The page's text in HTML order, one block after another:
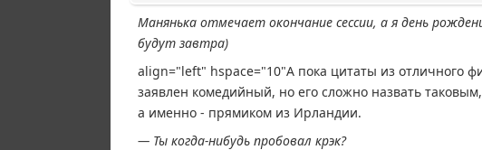
Манянька отмечает окончание сессии, а я день
будут завтра)
align="left" hspace="10"А пока цитаты из отличного
заявлен комедийный, но его сложно назвать
а именно - прямиком из Ирландии.
— Ты когда-нибудь пробовал крэк?